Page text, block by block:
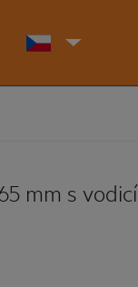
mm s vodicí